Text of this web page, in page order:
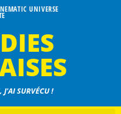
UNIVERSE
J'AI SURVÉCU !